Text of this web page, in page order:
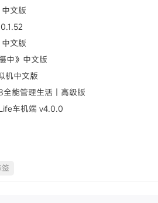
中文版
中文版
中》中文版
机中文版
全能管理生活｜高级版
车机端 v4.0.0